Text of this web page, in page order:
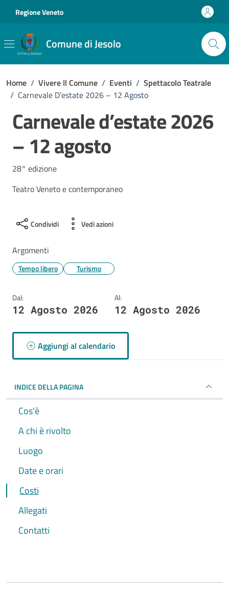
Regione Veneto
Comune di Jesolo
Home / Vivere Il Comune / Eventi / Spettacolo Teatrale
/ Carnevale D’estate 2026 – 12 Agosto
Carnevale d’estate 2026
– 12 agosto
28° edizione
Teatro Veneto e contemporaneo
Condividi Vedi azioni
Argomenti
Tempo libero Turismo
Dal:
12 Agosto 2026
Al:
12 Agosto 2026
Aggiungi al calendario
INDICE DELLA PAGINA
Cos'è
A chi è rivolto
Luogo
Date e orari
Costi
Allegati
Contatti